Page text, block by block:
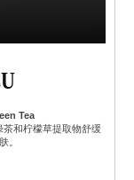
Tea
和柠檬草提取物舒缓
。